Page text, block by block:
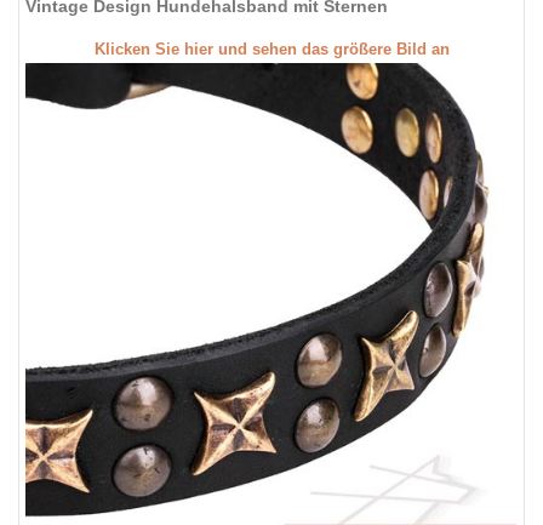
Vintage Design Hundehalsband mit Sternen
Klicken Sie hier und sehen das größere Bild an